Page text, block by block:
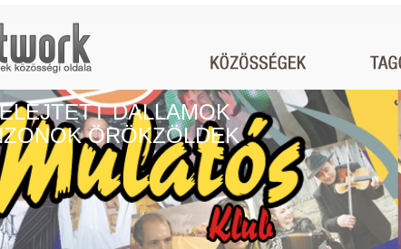
DALLAMOK
ÖRÖKZÖLDEK